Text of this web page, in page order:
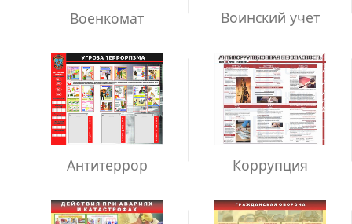
Военкомат Воинский учет
Антитеррор Коррупция